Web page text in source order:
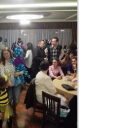
benutzen,
um
die
Lautstärke
zu
regeln.